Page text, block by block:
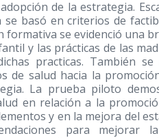
de la estrategia.
basó en criterios de
formativa se evidenció una
y las prácticas de las
practicas. También se
de salud hacia la
La prueba piloto
en relación a la
y en la mejora del
para mejorar